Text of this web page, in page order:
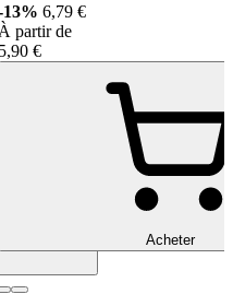
13% 6,79 €
À partir de
5,90 €
Acheter